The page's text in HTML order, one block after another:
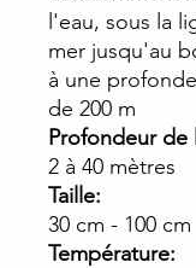
l'eau, sous la
mer jusqu'au
à une
de 200 m
Profondeur de
2 à 40 mètres
Taille:
30 cm - 100 cm
Température: